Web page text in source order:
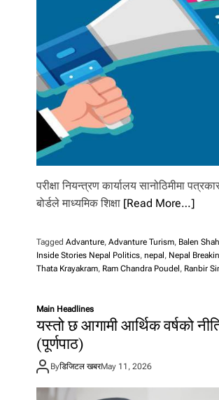
परीक्षा नियन्त्रण कार्यालय सानोठिमीमा
बोर्डले माध्यमिक शिक्षा [Read More…]
Tagged Advanture, Advanture Turism, Balen Shah
Inside Stories Nepal Politics, nepal , Nepal
Thata Krayakram, Ram Chandra Poudel , Ranbir
Main Headlines
यस्तो छ आगामी आर्थिक वर्षको
(पूर्णपाठ)
Byडिजिटल खबरMay 11, 2026